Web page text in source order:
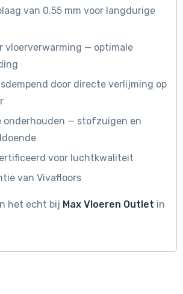
van 0.55 mm voor langdurige
vloerverwarming — optimale
door directe verlijming op
onderhouden — stofzuigen en
voor luchtkwaliteit
van Vivafloors
het echt bij Max Vloeren Outlet in